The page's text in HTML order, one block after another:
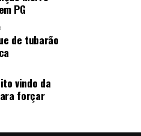
prisões de envolvidos em
em conhecer os dados
cenário do Estado e que
planejamento das políticas
anos.
é de que o encontro
eleitoral ao aproximar
produzidas pelo
PG
de tubarão
vindo da
forçar